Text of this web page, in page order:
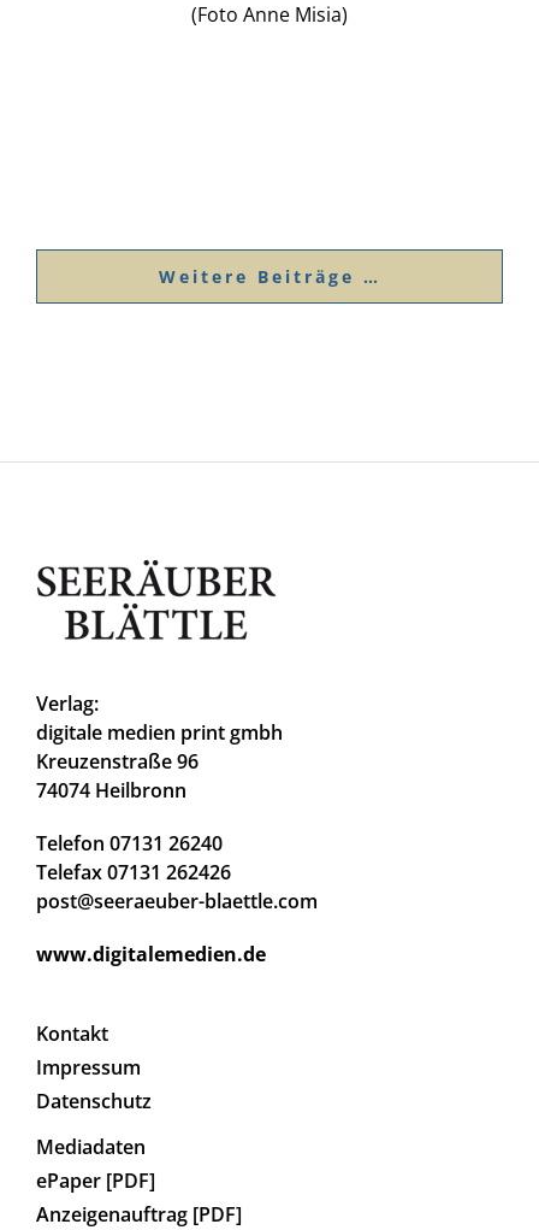
(Foto Anne Misia)
Weitere Beiträge …
Verlag:
digitale medien print gmbh
Kreuzenstraße 96
74074 Heilbronn
Telefon 07131 26240
Telefax 07131 262426
post@seeraeuber-blaettle.com
www.digitalemedien.de
Kontakt
Impressum
Datenschutz
Mediadaten
ePaper [PDF]
Anzeigenauftrag [PDF]